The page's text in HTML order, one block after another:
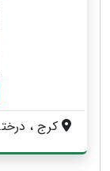
کرج ، درختی، میدان عطار، روبروی بوستان عطار، مجتمع الماس، واحد ۲۰، دفتر ترجمه رسمی شماره ۱۲۲۰